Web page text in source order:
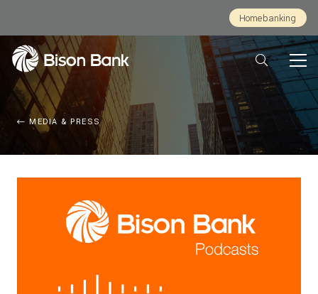
Homebanking
MEDIA & PRESS